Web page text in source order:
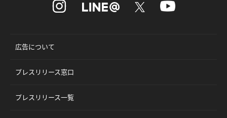
広告について
プレスリリース窓口
プレスリリース一覧